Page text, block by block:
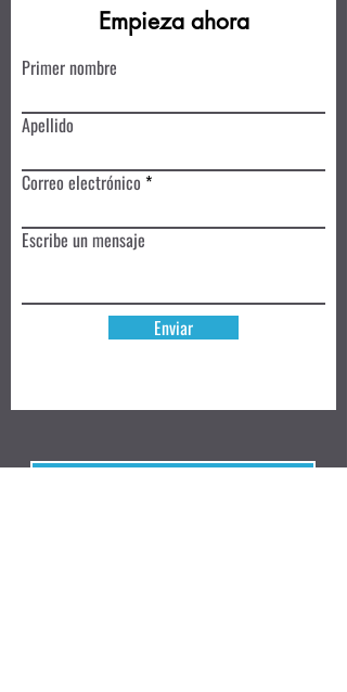
Empieza ahora
Primer nombre
Apellido
Correo electrónico
Escribe un mensaje
Enviar
Reserva hoy